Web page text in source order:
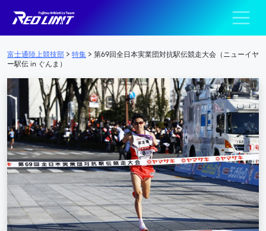
メインナビゲーション
陸上競技部 –
富士通陸上競技部 > 特集 > 第69回全日本実業団対抗駅伝競走大会（ニューイヤ
ー駅伝 in ぐんま）